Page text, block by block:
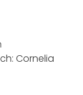
Cornelia